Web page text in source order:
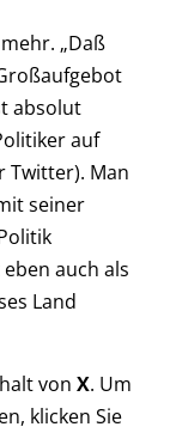
„Daß
absolut
auf
Twitter). Man
seiner
auch als
Land
von X. Um
klicken Sie